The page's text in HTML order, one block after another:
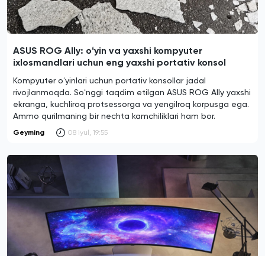
ASUS ROG Ally: oʻyin va yaxshi kompyuter
ixlosmandlari uchun eng yaxshi portativ konsol
Kompyuter oʻyinlari uchun portativ konsollar jadal
rivojlanmoqda. Soʻnggi taqdim etilgan ASUS ROG Ally yaxshi
ekranga, kuchliroq protsessorga va yengilroq korpusga ega.
Ammo qurilmaning bir nechta kamchiliklari ham bor.
Geyming 08 iyul, 19:55